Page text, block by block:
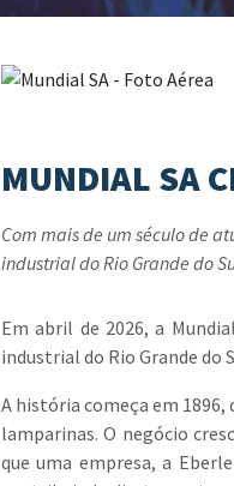
MUNDIAL SA
Com mais de um século de
industrial do Rio Grande do
Em abril de 2026, a
industrial do Rio Grande do
A história começa em 1896,
lamparinas. O negócio
que uma empresa, a